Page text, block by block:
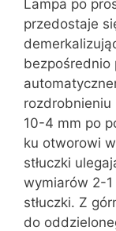
Lampa po
przedostaje
bezpośrednio
rozdrobnieniu
10-4 mm po
ku otworowi
stłuczki
wymiarów 2-
stłuczki. Z
do